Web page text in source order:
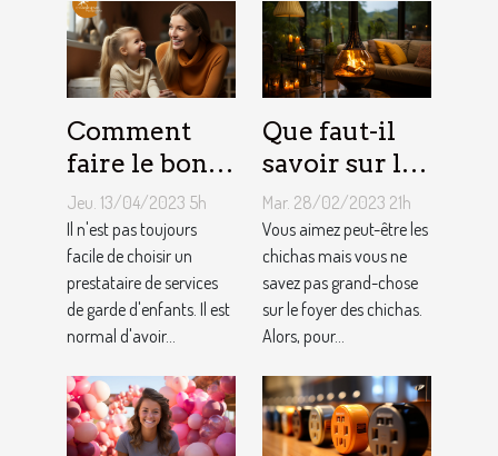
Comment
faire le bon
choix entre
une crèche et
une
assistante
maternelle ?
Jeu. 13/04/2023 5h
Il n'est pas toujours
facile de choisir un
prestataire de services
de garde d'enfants. Il est
normal d'avoir...
Que faut-il
savoir sur le
foyer chicha
?
Mar. 28/02/2023 21h
Vous aimez peut-être les
chichas mais vous ne
savez pas grand-chose
sur le foyer des chichas.
Alors, pour...